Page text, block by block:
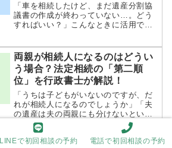
「車を相続したけど、まだ遺産分割協
議書の作成が終わっていない…。どう
すればいい？」こんなときに活用でき
に「遺産分割協議書」という書類を作
りますが、これと「遺産分割協議成立
申...
両親が相続人になるのはどうい
う場合？法定相続の「第二順
位」を行政書士が解説！
「うちは子どもがいないのですが、だ
れが相続人になるのでしょうか」「夫
の遺産は夫の両親にも分けないといけ
ないと聞きましたが、本当ですか」相
続というと、通常は「配偶者」「子供
（孫）」に財産を承継させるものだと
LINEで初回相談の予約 電話で初回相談の予約